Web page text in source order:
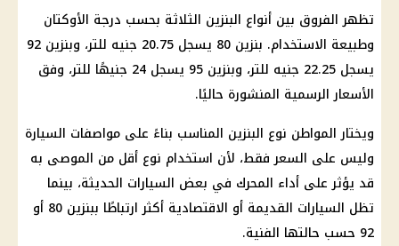
تظهر الفروق بين أنواع البنزين الثلاثة بحسب درجة الأوكتان
وطبيعة الاستخدام. بنزين 80 يسجل 20.75 جنيه للتر، وبنزين 92
يسجل 22.25 جنيه للتر، وبنزين 95 يسجل 24 جنيهًا للتر، وفق
الأسعار الرسمية المنشورة حاليًا.
ويختار المواطن نوع البنزين المناسب بناءً على مواصفات السيارة
وليس على السعر فقط، لأن استخدام نوع أقل من الموصى به
قد يؤثر على أداء المحرك في بعض السيارات الحديثة، بينما
تظل السيارات القديمة أو الاقتصادية أكثر ارتباطًا ببنزين 80 أو
92 حسب حالتها الفنية.